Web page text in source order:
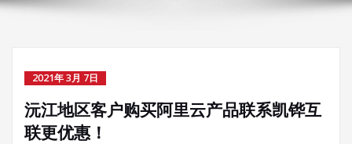
2021年 3月 7日
沅江地区客户购买阿里云产品联系凯铧互
联更优惠！